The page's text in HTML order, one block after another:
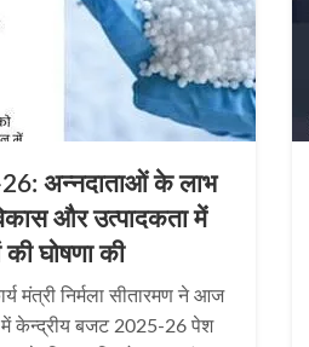
अन्नदाताओं के लाभ
और उत्पादकता में
की घोषणा की
मंत्री निर्मला सीतारमण ने आज
केन्‍द्रीय बजट 2025-26 पेश